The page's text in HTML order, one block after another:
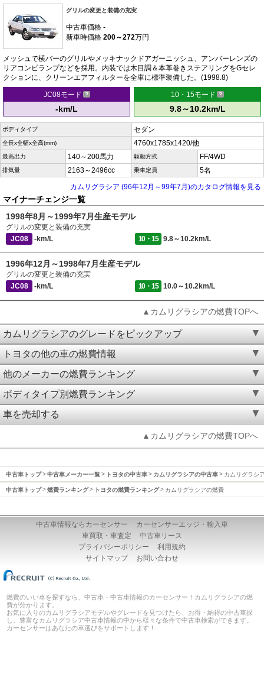
グリルの変更と装備の充実
中古車価格 -
新車時価格 200～272万円
メッシュで横バーのグリルやメッキナックドアガーニッシュ、アンバーレンズの
リアコンビランプなどを採用。内装では木目調＆本革巻きステアリングをGセレ
クションに、クリーンエアフィルターを全車に標準装備した。(1998.8)
JC08モード
-km/L
10・15モード
9.8～10.2km/L
ボディタイプ セダン
全長x全幅x全高(mm) 4760x1785x1420/他
最高出力 140～200馬力 駆動方式 FF/4WD
排気量 2163～2496cc 乗車定員
5名
カムリグラシア (96年12月～99年7月)のカタログ情報を見る
マイナーチェンジ一覧
1998年8月～1999年7月生産モデル
グリルの変更と装備の充実
JC08
-km/L 10・15 9.8～10.2km/L
1996年12月～1998年7月生産モデル
グリルの変更と装備の充実
JC08
-km/L 10・15 10.0～10.2km/L
▲カムリグラシアの燃費TOPへ
カムリグラシアのグレードをピックアップ
トヨタの他の車の燃費情報
他のメーカーの燃費ランキング
ボディタイプ別燃費ランキング
車を売却する
▲カムリグラシアの燃費TOPへ
中古車トップ 中古車メーカー一覧 トヨタの中古車 カムリグラシアの中古車 カムリグラシ
中古車トップ 燃費ランキング トヨタの燃費ランキング カムリグラシアの燃費
中古車情報ならカーセンサー
カーセンサーエッジ・輸入車
車買取・車査定
中古車リース
プライバシーポリシー
利用規約
サイトマップ
お問い合わせ
燃費のいい車を探すなら、中古車・中古車情報のカーセンサー！カムリグラシアの燃
費が分かります。
お気に入りのカムリグラシアモデルやグレードを見つけたら、お得・納得の中古車探
し。豊富なカムリグラシア中古車情報の中から様々な条件で中古車検索ができます。
カーセンサーはあなたの車選びをサポートします！